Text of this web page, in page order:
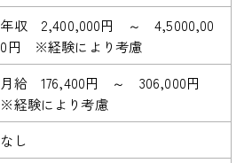
年収 2,400,000円 ～ 4,5000,00
0円 ※経験により考慮
月給 176,400円 ～ 306,000円
※経験により考慮
なし